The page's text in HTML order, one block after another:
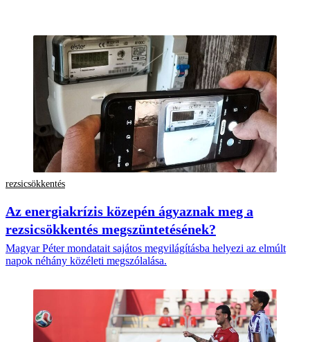
rezsicsökkentés
Az energiakrízis közepén ágyaznak meg a
rezsicsökkentés megszüntetésének?
Magyar Péter mondatait sajátos megvilágításba helyezi az elmúlt
napok néhány közéleti megszólalása.